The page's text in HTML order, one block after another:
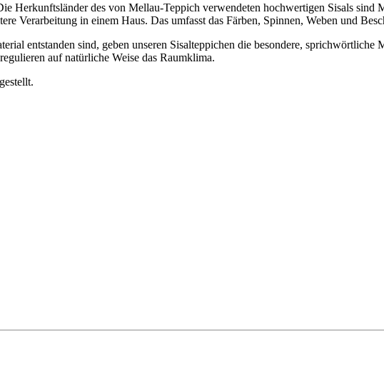
Herkunftsländer des von Mellau-Teppich verwendeten hochwertigen Sisals sind
Verarbeitung in einem Haus. Das umfasst das Färben, Spinnen, Weben und
entstanden sind, geben unseren Sisalteppichen die besondere, sprichwörtliche
auf natürliche Weise das Raumklima.